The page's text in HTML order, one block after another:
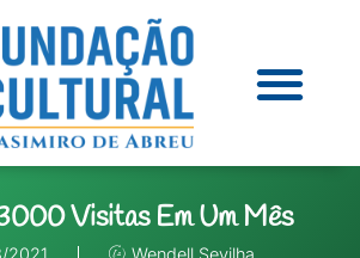
Visitas Em Um Mês
2021 Wendell Sevilha